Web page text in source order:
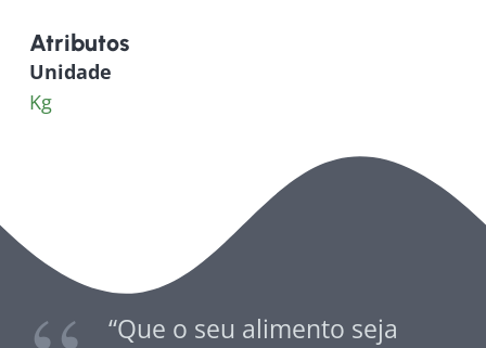
Atributos
Unidade
Kg
“Que o seu alimento seja